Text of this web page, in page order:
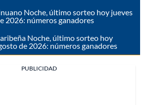
Noche, último sorteo hoy jueves
2026: números ganadores
Noche, último sorteo hoy
de 2026: números ganadores
PUBLICIDAD